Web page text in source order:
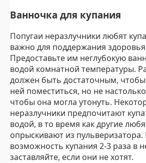
Ванночка для купания
Попугаи неразлучники любят
важно для поддержания
Предоставьте им неглубокую
водой комнатной температуры.
должен быть достаточным,
ней поместиться, но не
чтобы она могла утонуть.
неразлучники предпочитают
водой, в то время как другие
опрыскивают из пульверизатора.
возможность купания 2-3 раза в
заставляйте, если они не хотят.